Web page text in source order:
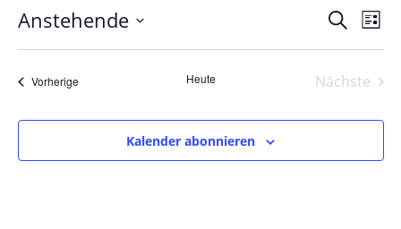
Suche
und
SucheListe
Anstehende
Datum
wählen.
VorherigeVeranstaltungen Heute
Nächste
Kalender abonnieren